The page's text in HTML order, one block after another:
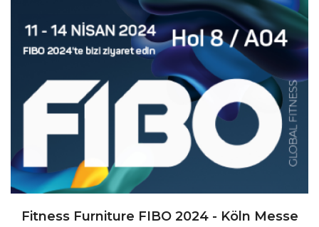
Fitness Furniture FIBO 2024 - Köln Messe